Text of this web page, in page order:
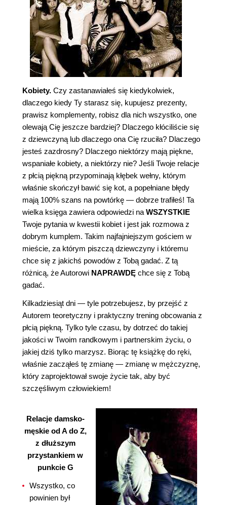
Kobiety. Czy zastanawiałeś się kiedykolwiek,
dlaczego kiedy Ty starasz się, kupujesz prezenty,
prawisz komplementy, robisz dla nich wszystko, one
olewają Cię jeszcze bardziej? Dlaczego kłóciliście się
z dziewczyną lub dlaczego ona Cię rzuciła? Dlaczego
jesteś zazdrosny? Dlaczego niektórzy mają piękne,
wspaniałe kobiety, a niektórzy nie? Jeśli Twoje relacje
z płcią piękną przypominają kłębek wełny, którym
właśnie skończył bawić się kot, a popełniane błędy
mają 100% szans na powtórkę — dobrze trafiłeś! Ta
wielka księga zawiera odpowiedzi na WSZYSTKIE
Twoje pytania w kwestii kobiet i jest jak rozmowa z
dobrym kumplem. Takim najfajniejszym gościem w
mieście, za którym piszczą dziewczyny i któremu
chce się z jakichś powodów z Tobą gadać. Z tą
różnicą, że Autorowi NAPRAWDĘ chce się z Tobą
gadać.
Kilkadziesiąt dni — tyle potrzebujesz, by przejść z
Autorem teoretyczny i praktyczny trening obcowania z
płcią piękną. Tylko tyle czasu, by dotrzeć do takiej
jakości w Twoim randkowym i partnerskim życiu, o
jakiej dziś tylko marzysz. Biorąc tę książkę do ręki,
właśnie zacząłeś tę zmianę — zmianę w mężczyznę,
który zaprojektował swoje życie tak, aby być
szczęśliwym człowiekiem!
Relacje damsko-
męskie od A do Z,
z dłuższym
przystankiem w
punkcie G
Wszystko, co
powinien był